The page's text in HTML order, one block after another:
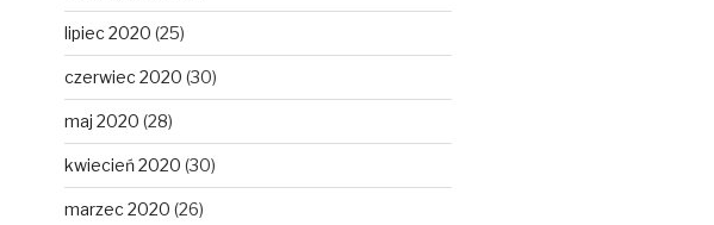
lipiec 2020 (25)
czerwiec 2020 (30)
maj 2020 (28)
kwiecień 2020 (30)
marzec 2020 (26)